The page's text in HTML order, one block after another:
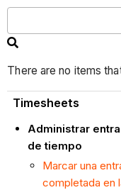
There are no items
Timesheets
Administrar
de tiempo
Marcar una
completada en